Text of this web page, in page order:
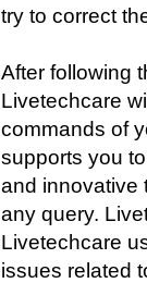
try to correct
After following
Livetechcare
commands of
supports you
and innovative
any query.
Livetechcare
issues related